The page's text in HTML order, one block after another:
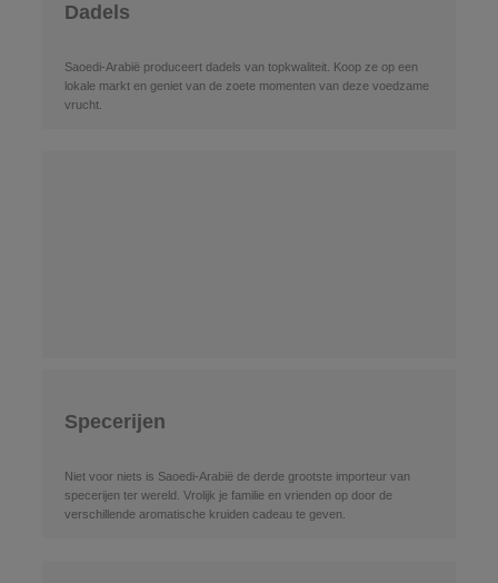
Dadels
Saoedi-Arabië produceert dadels van topkwaliteit. Koop ze op een
lokale markt en geniet van de zoete momenten van deze voedzame
vrucht.
Specerijen
Niet voor niets is Saoedi-Arabië de derde grootste importeur van
specerijen ter wereld. Vrolijk je familie en vrienden op door de
verschillende aromatische kruiden cadeau te geven.